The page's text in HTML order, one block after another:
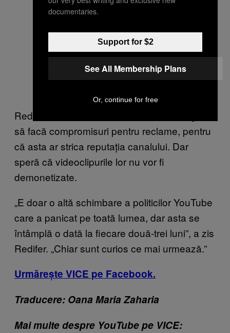
Redifer mi-a zis că GameSack n-are de gând
să facă compromisuri pentru reclame, pentru
că asta ar strica reputația canalului. Dar
speră că videoclipurile lor nu vor fi
demonetizate.
„E doar o altă schimbare a politicilor YouTube
care a panicat pe toată lumea, dar asta se
întâmplă o dată la fiecare două-trei luni”, a zis
Redifer. „Chiar sunt curios ce mai urmează.”
Urmărește VICE pe Facebook.
Traducere: Oana Maria Zaharia
Mai multe despre YouTube pe VICE:
documentaries.
Support for $2
See All Membership Plans
Or, continue for free